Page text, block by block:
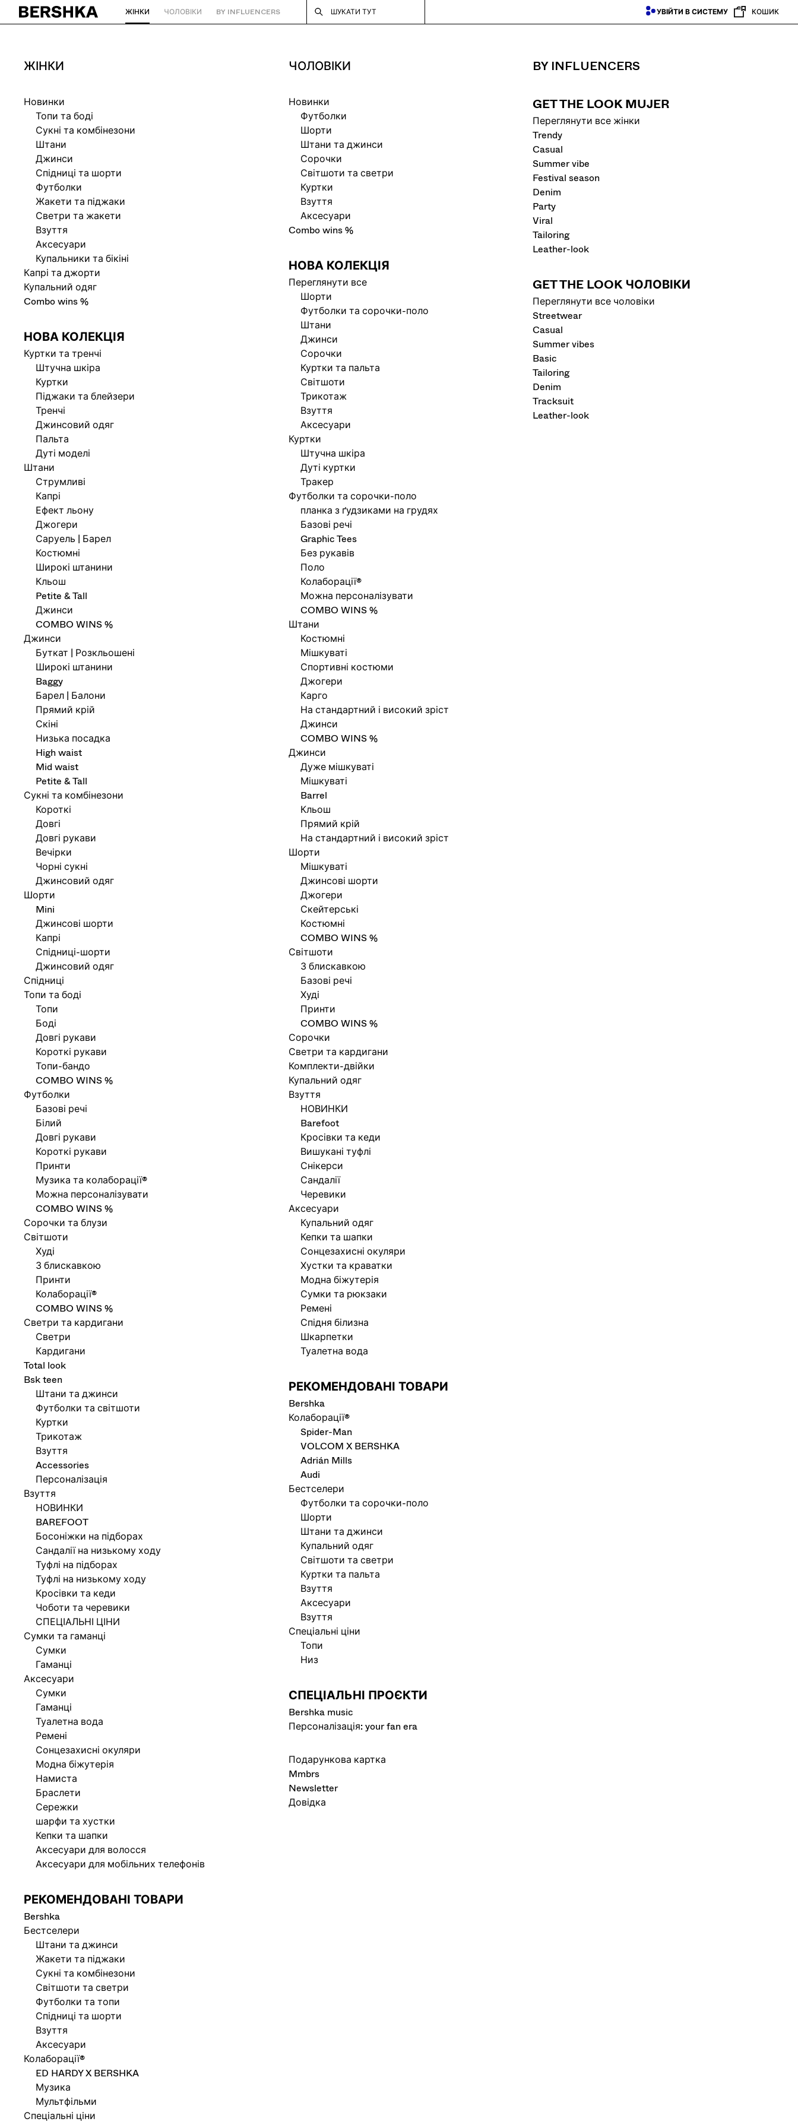
Повернутися на головну сторінку
ЖІНКИ ЧОЛОВІКИ BY INFLUENCERS ШУКАТИ ТУТ УВІЙТИ В СИСТЕМУ КОШИК
ЖІНКИ
Новинки
Топи та боді
Сукні та комбінезони
Штани
Джинси
Спідниці та шорти
Футболки
Жакети та піджаки
Светри та жакети
Взуття
Аксесуари
Купальники та бікіні
Капрі та джорти
Купальний одяг
Combo wins %
НОВА КОЛЕКЦІЯ
Куртки та тренчі
Штучна шкіра
Куртки
Піджаки та блейзери
Тренчі
Джинсовий одяг
Пальта
Дуті моделі
Штани
Струмливі
Капрі
Ефект льону
Джогери
Саруель | Барел
Костюмні
Широкі штанини
Кльош
Petite & Tall
Джинси
COMBO WINS %
Джинси
Буткат | Розкльошені
Широкі штанини
Baggy
Барел | Балони
Прямий крій
Скіні
Низька посадка
High waist
Mid waist
Petite & Tall
Сукні та комбінезони
Короткі
Довгі
Довгі рукави
Вечірки
Чорні сукні
Джинсовий одяг
Шорти
Mini
Джинсові шорти
Капрі
Спідниці-шорти
Джинсовий одяг
Спідниці
Топи та боді
Топи
Боді
Довгі рукави
Короткі рукави
Топи-бандо
COMBO WINS %
Футболки
Базові речі
Білий
Довгі рукави
Короткі рукави
Принти
Музика та колаборації®
Можна персоналізувати
COMBO WINS %
Сорочки та блузи
Світшоти
Худі
З блискавкою
Принти
Колаборації®
COMBO WINS %
Светри та кардигани
Светри
Кардигани
Total look
Bsk teen
Штани та джинси
Футболки та світшоти
Куртки
Трикотаж
Взуття
Accessories
Персоналізація
Взуття
НОВИНКИ
BAREFOOT
Босоніжки на підборах
Сандалії на низькому ходу
Туфлі на підборах
Туфлі на низькому ходу
Кросівки та кеди
Чоботи та черевики
СПЕЦІАЛЬНІ ЦІНИ
Сумки та гаманці
Сумки
Гаманці
Аксесуари
Сумки
Гаманці
Туалетна вода
Ремені
Сонцезахисні окуляри
Модна біжутерія
Намиста
Браслети
Сережки
шарфи та хустки
Кепки та шапки
Аксесуари для волосся
Аксесуари для мобільних телефонів
РЕКОМЕНДОВАНІ ТОВАРИ
Bershka
Бестселери
Штани та джинси
Жакети та піджаки
Сукні та комбінезони
Світшоти та светри
Футболки та топи
Спідниці та шорти
Взуття
Аксесуари
Колаборації®
ED HARDY X BERSHKA
Музика
Мультфільми
Спеціальні ціни
ЧОЛОВІКИ
Новинки
Футболки
Шорти
Штани та джинси
Сорочки
Світшоти та светри
Куртки
Взуття
Аксесуари
Combo wins %
НОВА КОЛЕКЦІЯ
Переглянути все
Шорти
Футболки та сорочки-поло
Штани
Джинси
Сорочки
Куртки та пальта
Світшоти
Трикотаж
Взуття
Аксесуари
Куртки
Штучна шкіра
Дуті куртки
Тракер
Футболки та сорочки-поло
планка з ґудзиками на грудях
Базові речі
Graphic Tees
Без рукавів
Поло
Колаборації®
Можна персоналізувати
COMBO WINS %
Штани
Костюмні
Мішкуваті
Спортивні костюми
Джогери
Карго
На стандартний і високий зріст
Джинси
COMBO WINS %
Джинси
Дуже мішкуваті
Мішкуваті
Barrel
Кльош
Прямий крій
На стандартний і високий зріст
Шорти
Мішкуваті
Джинсові шорти
Джогери
Скейтерські
Костюмні
COMBO WINS %
Світшоти
З блискавкою
Базові речі
Худі
Принти
COMBO WINS %
Сорочки
Светри та кардигани
Комплекти-двійки
Купальний одяг
Взуття
НОВИНКИ
Barefoot
Кросівки та кеди
Вишукані туфлі
Снікерси
Сандалії
Черевики
Аксесуари
Купальний одяг
Кепки та шапки
Сонцезахисні окуляри
Хустки та краватки
Модна біжутерія
Сумки та рюкзаки
Ремені
Спідня білизна
Шкарпетки
Туалетна вода
РЕКОМЕНДОВАНІ ТОВАРИ
Bershka
Колаборації®
Spider-Man
VOLCOM X BERSHKA
Adrián Mills
Audi
Бестселери
Футболки та сорочки-поло
Шорти
Штани та джинси
Купальний одяг
Світшоти та светри
Куртки та пальта
Взуття
Аксесуари
Взуття
Спеціальні ціни
Топи
Низ
СПЕЦІАЛЬНІ ПРОЄКТИ
Bershka music
Персоналізація: your fan era
Подарункова картка
Mmbrs
Newsletter
Довідка
BY INFLUENCERS
GET THE LOOK MUJER
Переглянути все жінки
Trendy
Casual
Summer vibe
Festival season
Denim
Party
Viral
Tailoring
Leather-look
GET THE LOOK ЧОЛОВІКИ
Переглянути все чоловіки
Streetwear
Casual
Summer vibes
Basic
Tailoring
Denim
Tracksuit
Leather-look